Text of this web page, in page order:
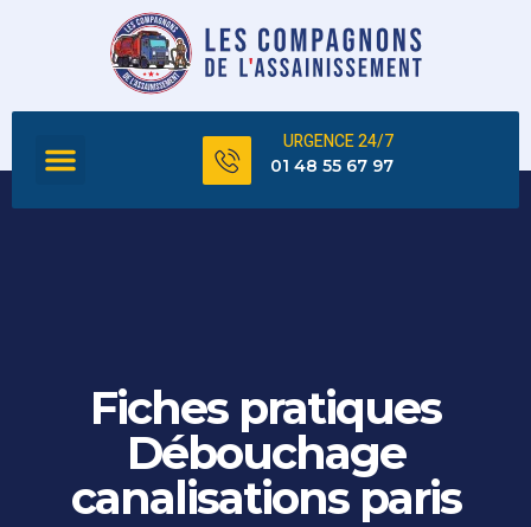
URGENCE 24/7
01 48 55 67 97
Fiches pratiques
Débouchage
canalisations paris